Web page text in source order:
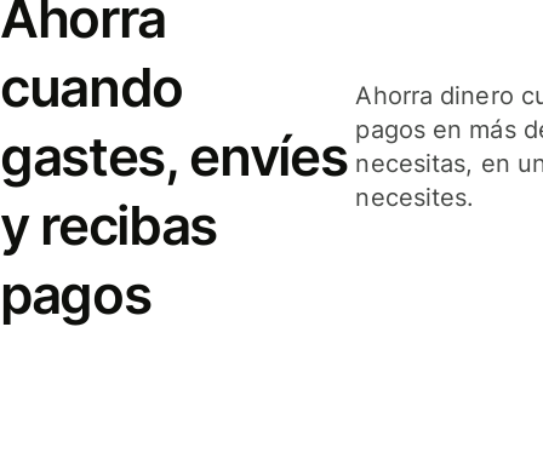
Ahorra
cuando
gastes, envíes
y recibas
pagos
Ahorra dinero
pagos en más
necesitas, en
necesites.